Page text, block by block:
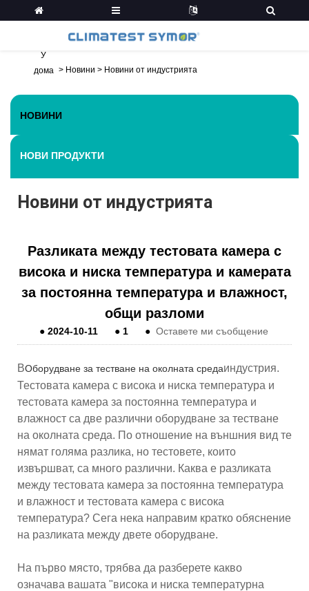
У
дома > Новини > Новини от индустрията
НОВИНИ
НОВИ ПРОДУКТИ
Новини от индустрията
Разликата между тестовата камера с
висока и ниска температура и камерата
за постоянна температура и влажност,
общи разломи
●2024-10-11 ● 1 ● Оставете ми съобщение
ВОборудване за тестване на околната средаиндустрия.
Тестовата камера с висока и ниска температура и
тестовата камера за постоянна температура и
влажност са две различни оборудване за тестване
на околната среда. По отношение на външния вид те
нямат голяма разлика, но тестовете, които
извършват, са много различни. Каква е разликата
между тестовата камера за постоянна температура
и влажност и тестовата камера с висока
температура? Сега нека направим кратко обяснение
на разликата между двете оборудване.
На първо място, трябва да разберете какво
означава вашата "висока и ниска температурна